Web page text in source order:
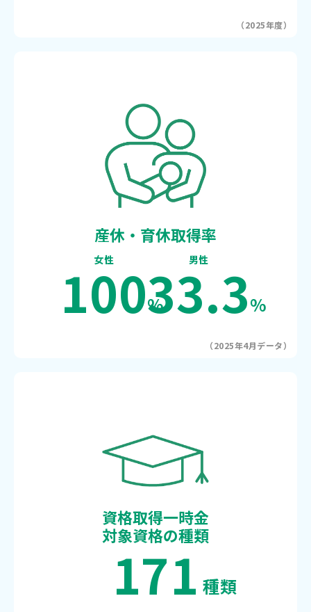
（2025年度）
産休・育休取得率
女性
100%
男性
33.3%
（2025年4月データ）
資格取得一時金
対象資格の種類
171 種類